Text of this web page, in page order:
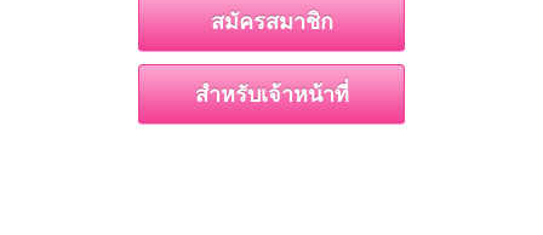
สมัครสมาชิก
สำหรับเจ้าหน้าที่